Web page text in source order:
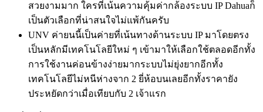
สวยงามมาก ใครที่เน้นความคุ้มค่ากล้องระบบ IP Dahuaก็
เป็นตัวเลือกที่น่าสนใจไม่แพ้กันครับ
UNV ค่ายนนี้เป็นค่ายที่เน้นทางด้านระบบ IP มาโดยตรง
เป็นหลักมีเทคโนโลยีใหม่ ๆ เข้ามาให้เลือกใช้ตลอดอีกทั้ง
การใช้งานค่อนข้างง่ายมากระบบไม่ยุ่งยากอีกทั้ง
เทคโนโลยีไม่หนีห่างจาก 2 ยี่ห้อบนเลยอีกทั้งราคายัง
ประหยัดกว่าเมื่อเทียบกับ 2 เจ้าแรก